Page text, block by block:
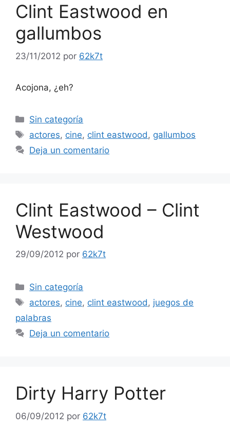
Clint Eastwood en
gallumbos
23/11/2012 por 62k7t
Acojona, ¿eh?
Categorías
Sin categoría
Etiquetas
actores, cine, clint eastwood , gallumbos
Deja un comentario
Clint Eastwood – Clint
Westwood
29/09/2012 por 62k7t
Categorías
Sin categoría
Etiquetas
actores, cine, clint eastwood, juegos de
palabras
Deja un comentario
Dirty Harry Potter
06/09/2012 por 62k7t